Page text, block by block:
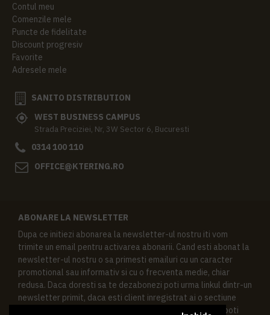
Contul meu
Comenzile mele
Puncte de fidelitate
Discount progresiv
Favorite
Adresele mele
SANITO DISTRIBUTION
WEST BUSINESS CAMPUS
Strada Preciziei, Nr, 3W Sector 6, Bucuresti
0314 100 110
OFFICE@KTERING.RO
ABONARE LA NEWSLETTER
Dupa ce initiezi abonarea la newsletter-ul nostru iti vom
trimite un email pentru activarea abonarii. Cand esti abonat la
newsletter-ul nostru o sa primesti emailuri cu un caracter
promotional sau informativ si cu o frecventa medie, chiar
redusa. Daca doresti sa te dezabonezi poti urma linkul dintr-un
newsletter primit, daca esti client inregistrat ai o sectiune
speciala in contul tau in acest scop, si de asemenea ne poti